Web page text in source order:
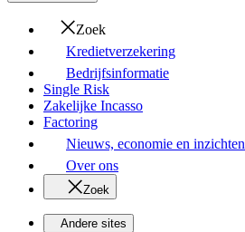
Zoek
Kredietverzekering
Bedrijfsinformatie
Single Risk
Zakelijke Incasso
Factoring
Nieuws, economie en inzichten
Over ons
Zoek
Andere sites